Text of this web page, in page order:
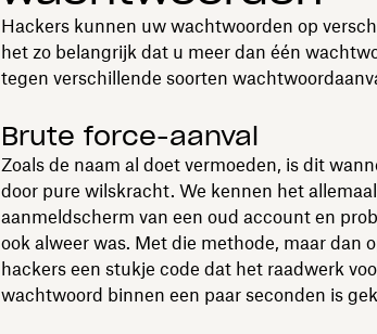
Hackers kunnen uw wachtwoorden op
het zo belangrijk dat u meer dan één
tegen verschillende soorten
Brute force-aanval
Zoals de naam al doet vermoeden, is dit
door pure wilskracht. We kennen het
aanmeldscherm van een oud account en
ook alweer was. Met die methode, maar dan
hackers een stukje code dat het raadwerk
wachtwoord binnen een paar seconden is